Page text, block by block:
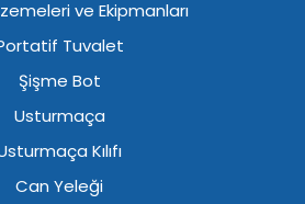
ve Ekipmanları
Tuvalet
Şişme Bot
Usturmaça
Kılıfı
Can Yeleği